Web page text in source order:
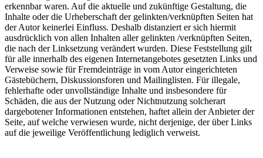
erkennbar waren. Auf die aktuelle und zukünftige Gestaltung, die
Inhalte oder die Urheberschaft der gelinkten/verknüpften Seiten hat
der Autor keinerlei Einfluss. Deshalb distanziert er sich hiermit
ausdrücklich von allen Inhalten aller gelinkten /verknüpften Seiten,
die nach der Linksetzung verändert wurden. Diese Feststellung gilt
für alle innerhalb des eigenen Internetangebotes gesetzten Links und
Verweise sowie für Fremdeinträge in vom Autor eingerichteten
Gästebüchern, Diskussionsforen und Mailinglisten. Für illegale,
fehlerhafte oder unvollständige Inhalte und insbesondere für
Schäden, die aus der Nutzung oder Nichtnutzung solcherart
dargebotener Informationen entstehen, haftet allein der Anbieter der
Seite, auf welche verwiesen wurde, nicht derjenige, der über Links
auf die jeweilige Veröffentlichung lediglich verweist.